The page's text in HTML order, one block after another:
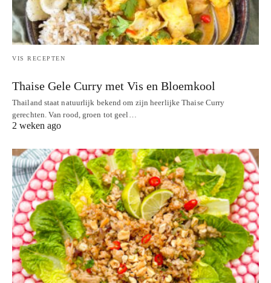
VIS RECEPTEN
Thaise Gele Curry met Vis en Bloemkool
Thailand staat natuurlijk bekend om zijn heerlijke Thaise Curry
gerechten. Van rood, groen tot geel…
2 weken ago